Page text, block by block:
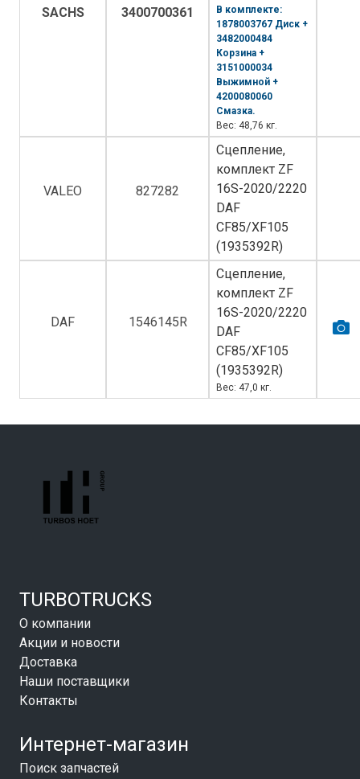
SACHS 3400700361
В комплекте:
1878003767 Диск +
3482000484
Корзина +
3151000034
Выжимной +
4200080060
Смазка.
Вес: 48,76 кг.
VALEO 827282
Сцепление,
комплект ZF
16S-2020/2220
DAF
CF85/XF105
(1935392R)
DAF 1546145R
Сцепление,
комплект ZF
16S-2020/2220
DAF
CF85/XF105
(1935392R)
Вес: 47,0 кг.
TURBOTRUCKS
О компании
Акции и новости
Доставка
Наши поставщики
Контакты
Интернет-магазин
Поиск запчастей